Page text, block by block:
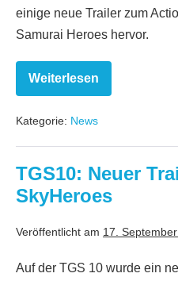
einige neue Trailer zum
Samurai Heroes hervor.
Weiterlesen
TGS10:
Videos
Sengoku
Samurai
Kategorie: News
TGS10: Neuer
SkyHeroes
Veröffentlicht am 17.
Auf der TGS 10 wurde ein